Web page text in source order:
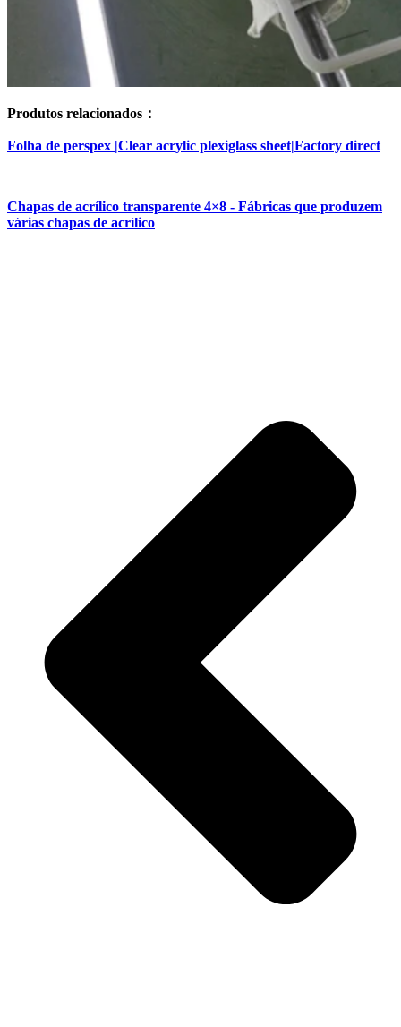
Produtos relacionados：
Folha de perspex |Clear acrylic plexiglass sheet|Factory direct
Chapas de acrílico transparente 4×8 - Fábricas que produzem
várias chapas de acrílico